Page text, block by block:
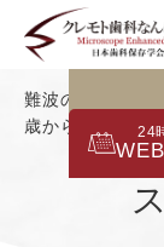
難波の歯医者「
歳から？費用・24